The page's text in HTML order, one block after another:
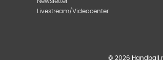
Livestream/Videocenter
© 2026